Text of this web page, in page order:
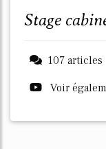
stage
107 articles
Voir